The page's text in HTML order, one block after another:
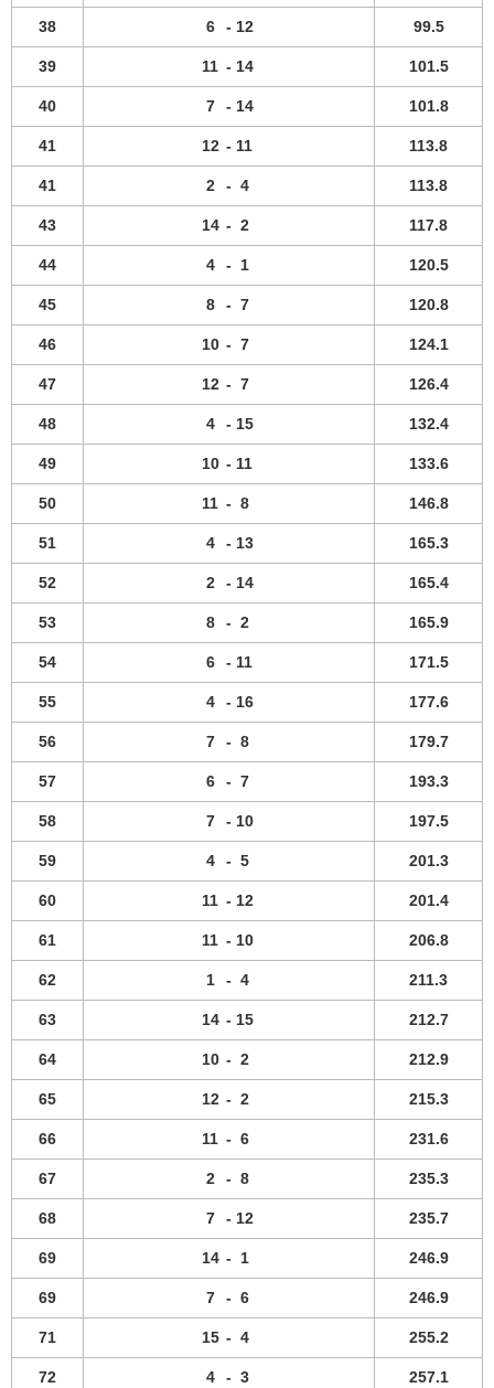
38 6 - 12 99.5
39 11 - 14 101.5
40 7 - 14 101.8
41 12 - 11 113.8
41 2 - 4 113.8
43 14 - 2 117.8
44 4 - 1 120.5
45 8 - 7 120.8
46 10 - 7 124.1
47 12 - 7 126.4
48 4 - 15 132.4
49 10 - 11 133.6
50 11 - 8 146.8
51 4 - 13 165.3
52 2 - 14 165.4
53 8 - 2 165.9
54 6 - 11 171.5
55 4 - 16 177.6
56 7 - 8 179.7
57 6 - 7 193.3
58 7 - 10 197.5
59 4 - 5 201.3
60 11 - 12 201.4
61 11 - 10 206.8
62 1 - 4 211.3
63 14 - 15 212.7
64 10 - 2 212.9
65 12 - 2 215.3
66 11 - 6 231.6
67 2 - 8 235.3
68 7 - 12 235.7
69 14 - 1 246.9
69 7 - 6 246.9
71 15 - 4 255.2
72 4 - 3 257.1